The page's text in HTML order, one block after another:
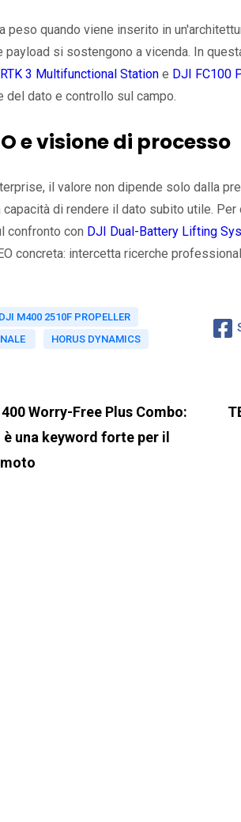
peso quando viene inserito in
payload si sostengono a vicenda. In
3 Multifunctional Statione DJI FC100
del dato e controllo sul campo.
e visione di processo
il valore non dipende solo dalla
di rendere il dato subito utile.
confronto con DJI Dual-Battery Lifting
concreta: intercetta ricerche
DJI M400 2510F PROPELLER
HORUS DYNAMICS
Worry-Free Plus Combo:
una keyword forte per il